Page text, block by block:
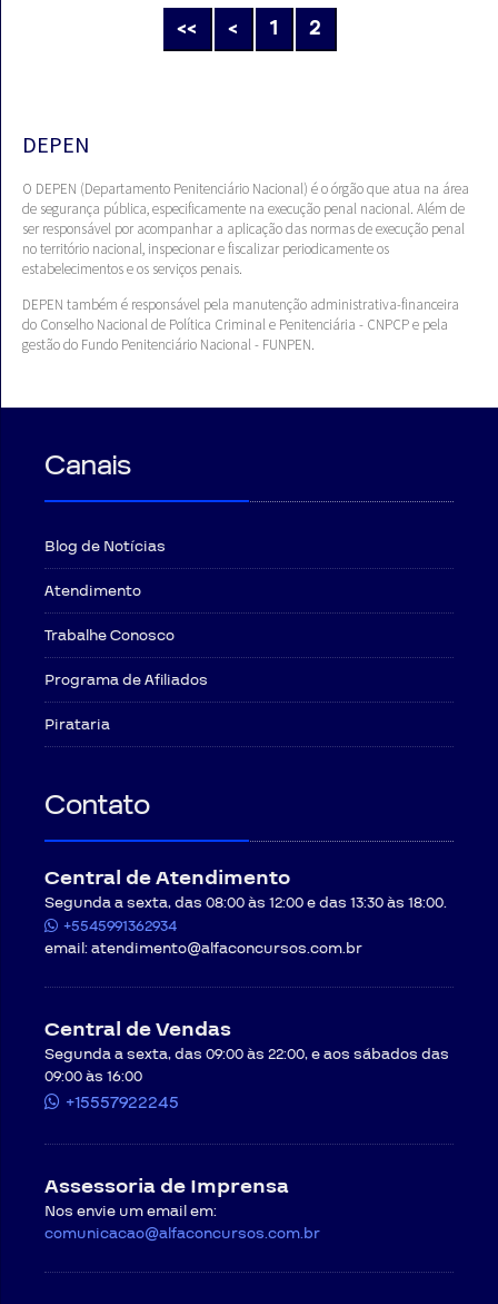
<< < 1 2
DEPEN
O DEPEN (Departamento Penitenciário Nacional) é o órgão que atua na área
de segurança pública, especificamente na execução penal nacional. Além de
ser responsável por acompanhar a aplicação das normas de execução penal
no território nacional, inspecionar e fiscalizar periodicamente os
estabelecimentos e os serviços penais.
DEPEN também é responsável pela manutenção administrativa-financeira
do Conselho Nacional de Política Criminal e Penitenciária - CNPCP e pela
gestão do Fundo Penitenciário Nacional - FUNPEN.
Canais
Blog de Notícias
Atendimento
Trabalhe Conosco
Programa de Afiliados
Pirataria
Contato
Central de Atendimento
Segunda a sexta, das 08:00 às 12:00 e das 13:30 às 18:00.
+5545991362934
email:atendimento@alfaconcursos.com.br
Central de Vendas
Segunda a sexta, das 09:00 às 22:00, e aos sábados das
09:00 às 16:00
+15557922245
Assessoria de Imprensa
Nos envie um email em:
comunicacao@alfaconcursos.com.br